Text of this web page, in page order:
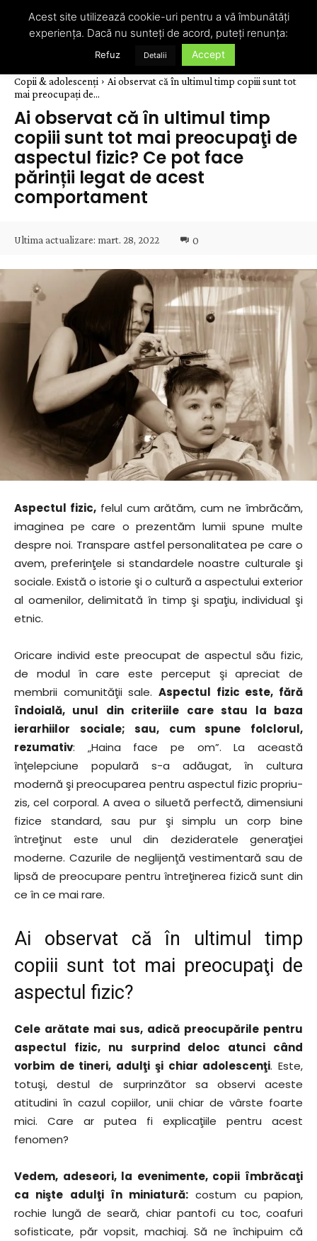
Copii & adolescenți
Ai observat că în ultimul timp copiii sunt tot
mai preocupaţi de...
Ai observat că în ultimul timp
copiii sunt tot mai preocupaţi de
aspectul fizic? Ce pot face
părinții legat de acest
comportament
Ultima actualizare: mart. 28, 2022 0
Aspectul fizic,felul cum arătăm, cum ne îmbrăcăm,
imaginea pe care o prezentăm lumii spune multe
despre noi. Transpare astfel personalitatea pe care o
avem, preferinţele si standardele noastre culturale şi
sociale. Există o istorie şi o cultură a aspectului exterior
al oamenilor, delimitată în timp şi spaţiu, individual şi
etnic.
Oricare individ este preocupat de aspectul său fizic,
de modul în care este perceput şi apreciat de
membrii comunităţii sale. Aspectul fizic este, fără
îndoială, unul din criteriile care stau la baza
ierarhiilor sociale; sau, cum spune folclorul,
rezumativ: „Haina face pe om”. La această
înţelepciune populară s-a adăugat, în cultura
modernă şi preocuparea pentru aspectul fizic propriu-
zis, cel corporal. A avea o siluetă perfectă, dimensiuni
fizice standard, sau pur şi simplu un corp bine
întreţinut este unul din dezideratele generaţiei
moderne. Cazurile de neglijenţă vestimentară sau de
lipsă de preocupare pentru întreţinerea fizică sunt din
ce în ce mai rare.
Ai observat că în ultimul timp
copiii sunt tot mai preocupaţi de
aspectul fizic?
Cele arătate mai sus, adică preocupările pentru
aspectul fizic, nu surprind deloc atunci când
vorbim de tineri, adulţi şi chiar adolescenţi. Este,
totuşi, destul de surprinzător sa observi aceste
atitudini în cazul copiilor, unii chiar de vârste foarte
mici. Care ar putea fi explicaţiile pentru acest
fenomen?
Vedem, adeseori, la evenimente, copii îmbrăcaţi
ca nişte adulţi în miniatură: costum cu papion,
rochie lungă de seară, chiar pantofi cu toc, coafuri
sofisticate, păr vopsit, machiaj. Să ne închipuim că
Acest site utilizează cookie-uri pentru a vă îmbunătăți
experiența. Dacă nu sunteți de acord, puteți renunța:
Refuz Detalii Accept